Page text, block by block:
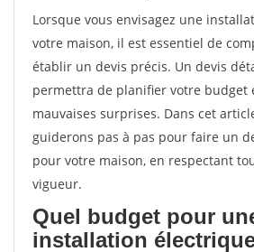
Lorsque vous envisagez une
votre maison, il est essentiel de
établir un devis précis. Un devis
permettra de planifier votre budget
mauvaises surprises. Dans cet
guiderons pas à pas pour faire un
pour votre maison, en respectant
vigueur.
Quel budget pour
installation